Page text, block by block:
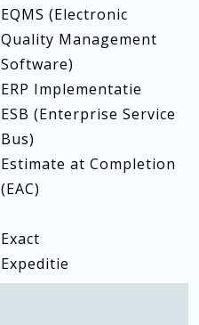
EQMS (Electronic
Quality Management
Software)
ERP Implementatie
ESB (Enterprise Service
Bus)
Estimate at Completion
(EAC)
Exact
Expeditie